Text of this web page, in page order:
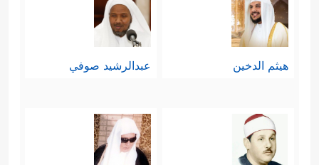
هيثم الدخين عبدالرشيد صوفي